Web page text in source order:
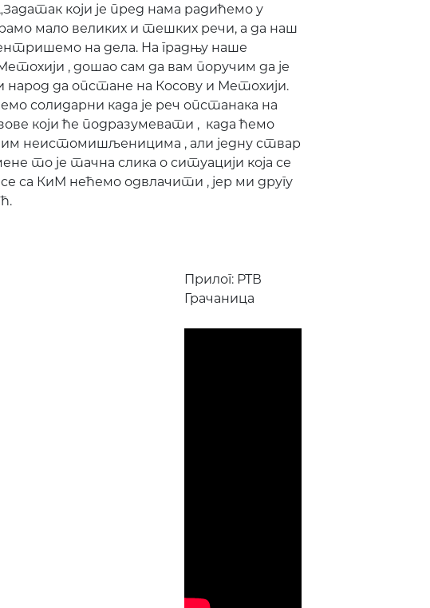
који је пред нама радићемо у
мало великих и тешких речи, а да наш
на дела. На градњу наше
, дошао сам да вам поручим да је
народ да опстане на Косову и Метохији.
солидарни када је реч опстанака на
који ће подразумевати , када ћемо
неистомишљеницима , али једну ствар
то је тачна слика о ситуацији која се
са КиМ нећемо одвлачити , јер ми другу
Прилог: РТВ
Грачаница